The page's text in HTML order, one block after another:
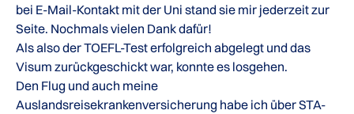
bei E-Mail-Kontakt mit der Uni stand sie mir jederzeit zur
Seite. Nochmals vielen Dank dafür!
Als also der TOEFL-Test erfolgreich abgelegt und das
Visum zurückgeschickt war, konnte es losgehen.
Den Flug und auch meine
Auslandsreisekrankenversicherung habe ich über STA-